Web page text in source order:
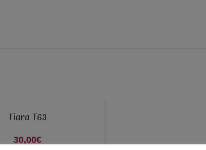
Tiara T63
30,00€